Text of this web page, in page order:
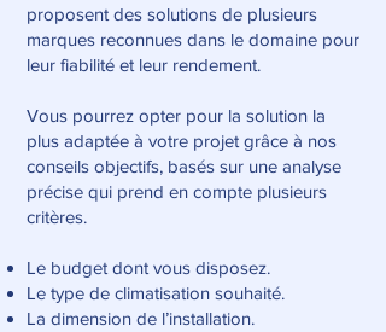
proposent des solutions de plusieurs
marques reconnues dans le domaine pour
leur fiabilité et leur rendement.
Vous pourrez opter pour la solution la
plus adaptée à votre projet grâce à nos
conseils objectifs, basés sur une analyse
précise qui prend en compte plusieurs
critères.
Le budget dont vous disposez.
Le type de climatisation souhaité.
La dimension de l’installation.